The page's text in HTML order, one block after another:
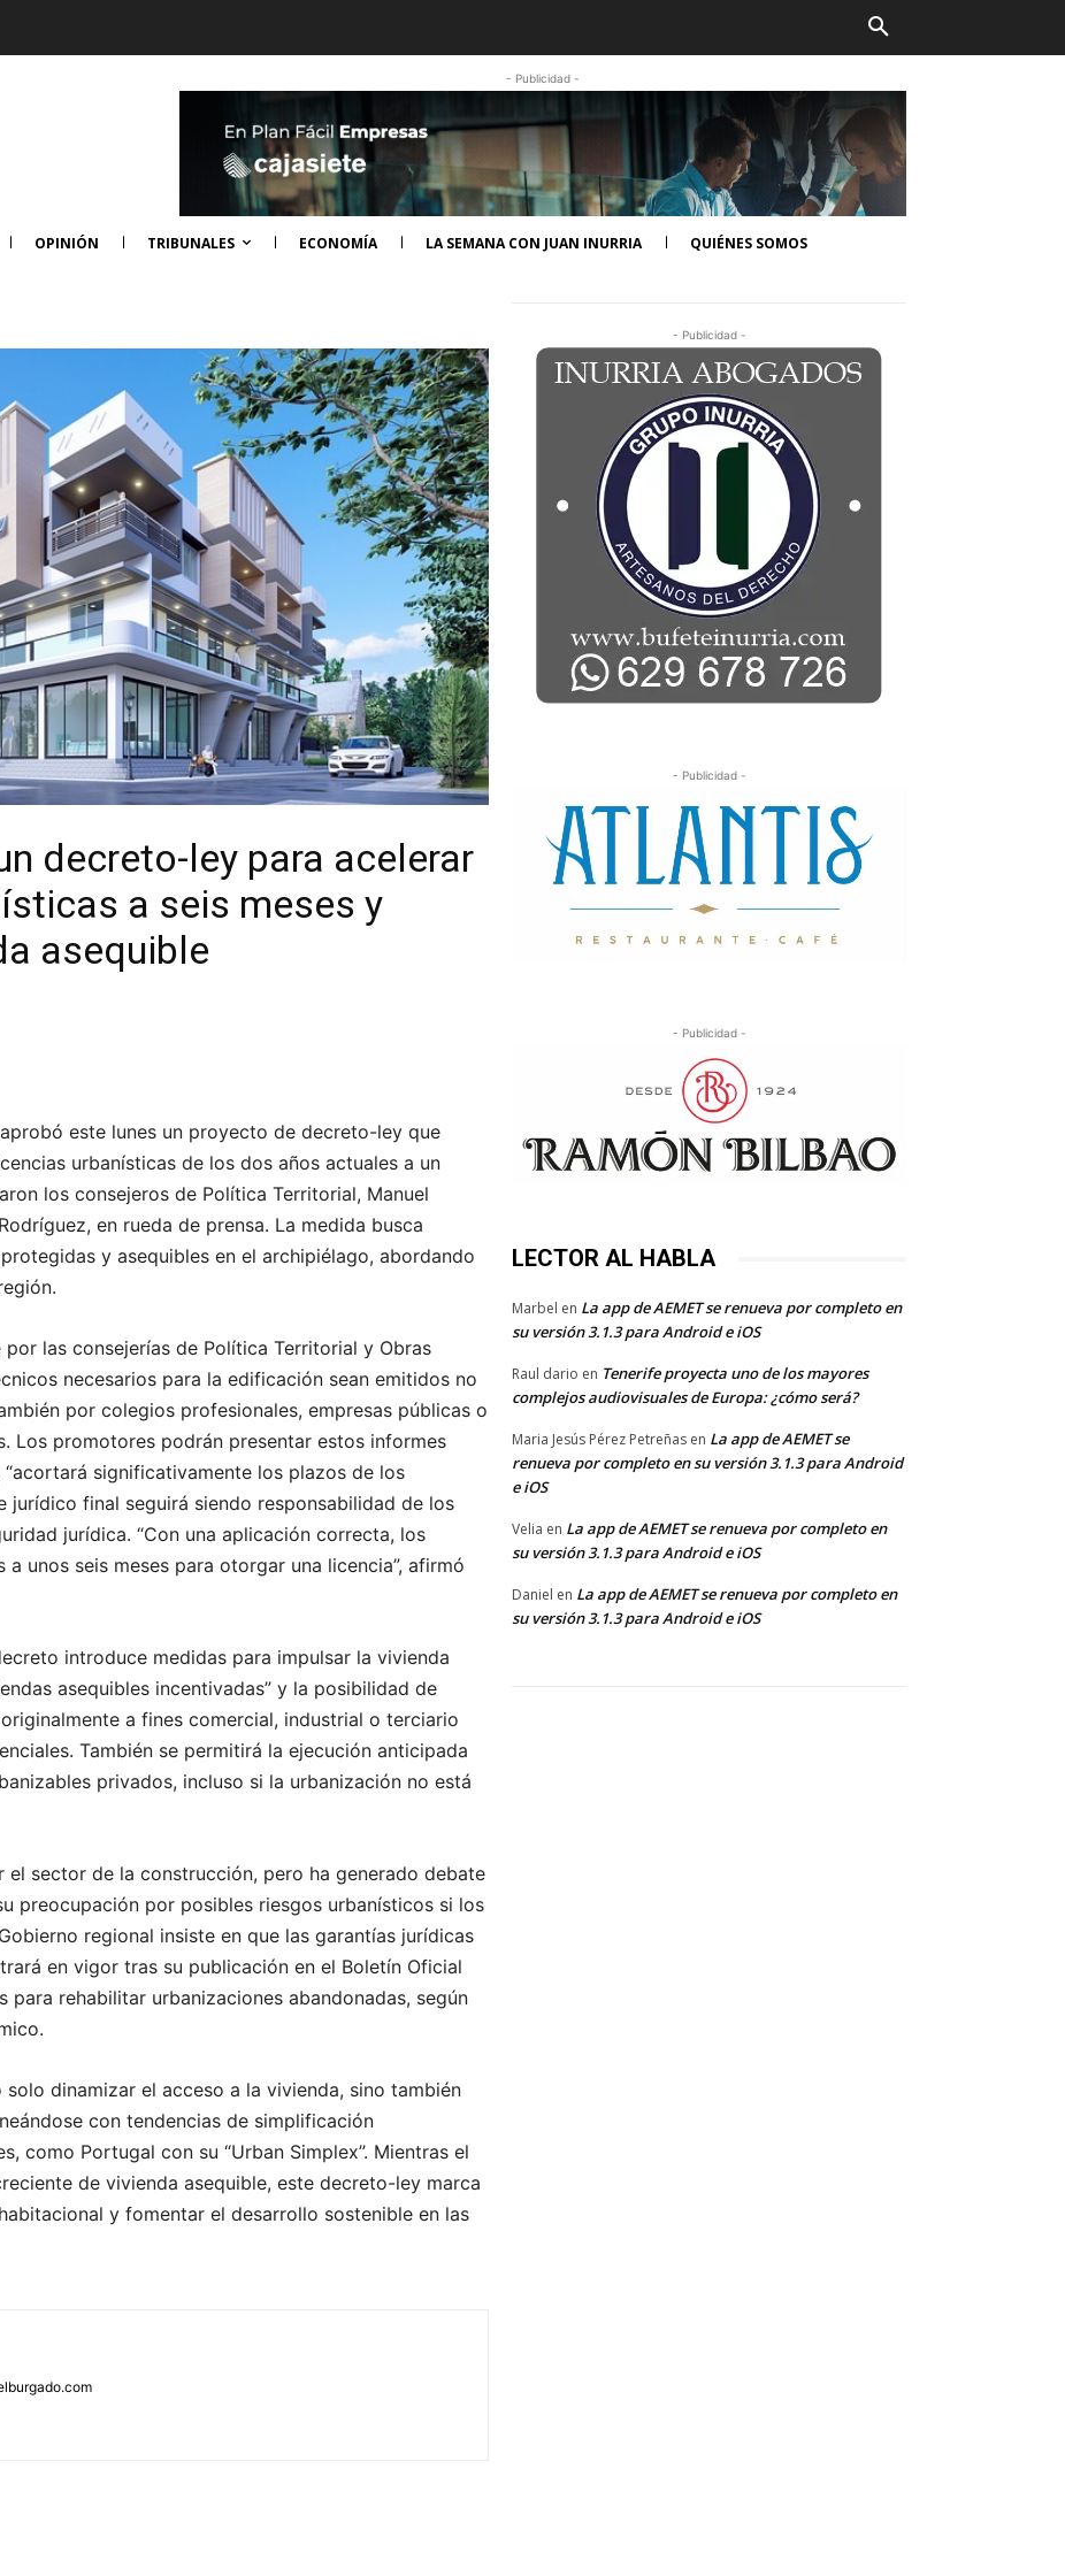
- Publicidad -
OPINIÓN TRIBUNALES ECONOMÍA LA SEMANA CON JUAN INURRIA QUIÉNES SOMOS
decreto-ley para acelerar
a seis meses y
asequible
este lunes un proyecto de decreto-ley que
urbanísticas de los dos años actuales a un
los consejeros de Política Territorial, Manuel
en rueda de prensa. La medida busca
y asequibles en el archipiélago, abordando
las consejerías de Política Territorial y Obras
necesarios para la edificación sean emitidos no
por colegios profesionales, empresas públicas o
Los promotores podrán presentar estos informes
significativamente los plazos de los
jurídico final seguirá siendo responsabilidad de los
jurídica. “Con una aplicación correcta, los
unos seis meses para otorgar una licencia”, afirmó
introduce medidas para impulsar la vivienda
asequibles incentivadas” y la posibilidad de
a fines comercial, industrial o terciario
También se permitirá la ejecución anticipada
privados, incluso si la urbanización no está
sector de la construcción, pero ha generado debate
preocupación por posibles riesgos urbanísticos si los
regional insiste en que las garantías jurídicas
en vigor tras su publicación en el Boletín Oficial
para rehabilitar urbanizaciones abandonadas, según
dinamizar el acceso a la vivienda, sino también
con tendencias de simplificación
como Portugal con su “Urban Simplex”. Mientras el
de vivienda asequible, este decreto-ley marca
y fomentar el desarrollo sostenible en las
- Publicidad -
- Publicidad -
- Publicidad -
LECTOR AL HABLA
Marbel en La app de AEMET se renueva por completo en
su versión 3.1.3 para Android e iOS
Raul dario en Tenerife proyecta uno de los mayores
complejos audiovisuales de Europa: ¿cómo será?
Maria Jesús Pérez Petreñas en La app de AEMET se
renueva por completo en su versión 3.1.3 para Android
e iOS
Velia en La app de AEMET se renueva por completo en
su versión 3.1.3 para Android e iOS
Daniel en La app de AEMET se renueva por completo en
su versión 3.1.3 para Android e iOS